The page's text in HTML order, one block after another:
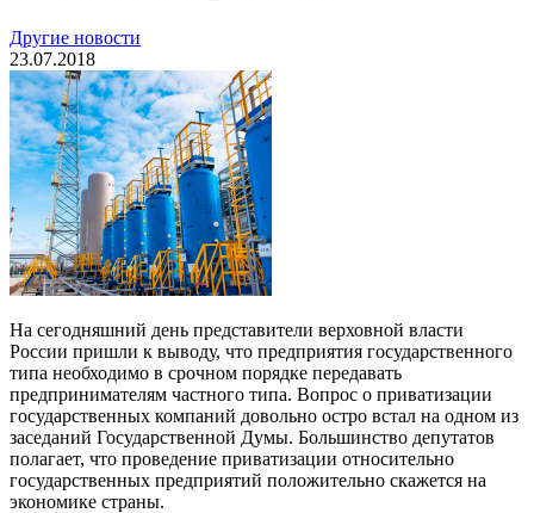
Другие новости
23.07.2018
На сегодняшний день представители верховной власти
России пришли к выводу, что предприятия государственного
типа необходимо в срочном порядке передавать
предпринимателям частного типа. Вопрос о приватизации
государственных компаний довольно остро встал на одном из
заседаний Государственной Думы. Большинство депутатов
полагает, что проведение приватизации относительно
государственных предприятий положительно скажется на
экономике страны.